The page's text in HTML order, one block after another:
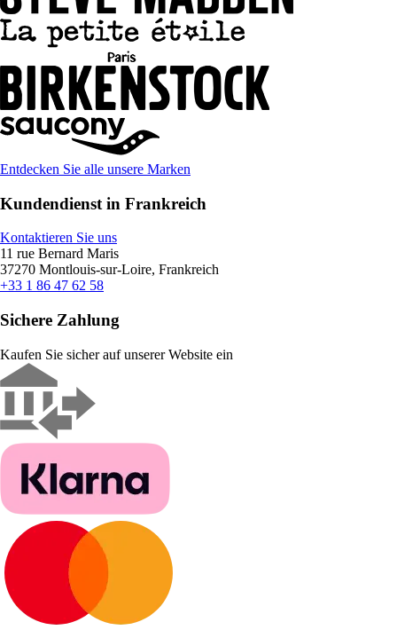
Entdecken Sie alle unsere Marken
Kundendienst in Frankreich
Kontaktieren Sie uns
11 rue Bernard Maris
37270 Montlouis-sur-Loire, Frankreich
+33 1 86 47 62 58
Sichere Zahlung
Kaufen Sie sicher auf unserer Website ein